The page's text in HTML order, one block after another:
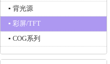
▪ 背光源
▪ 彩屏/TFT
▪ COG系列